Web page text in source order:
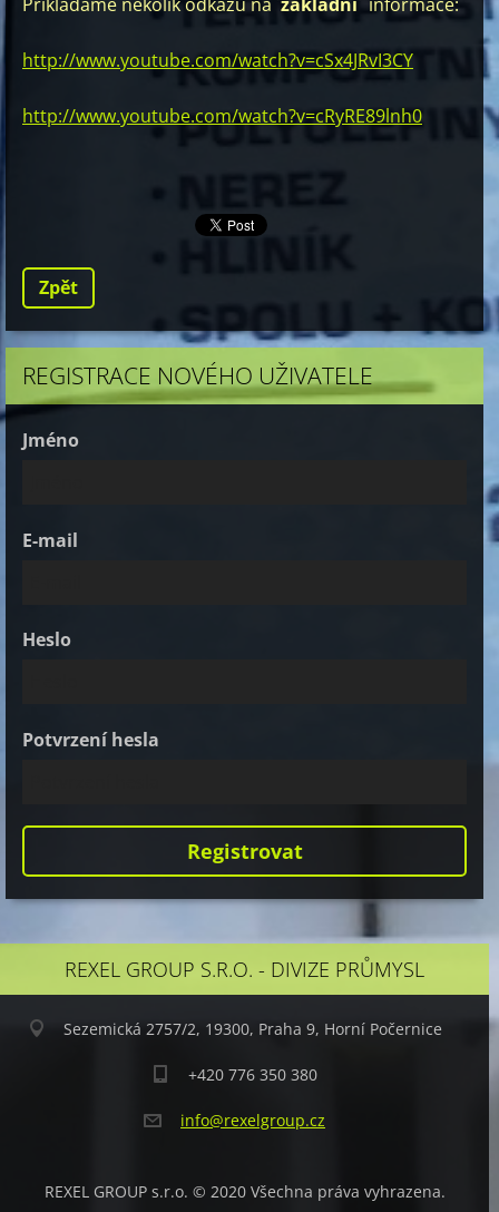
http://www.youtube.com/watch?v=cSx4JRvI3CY
http://www.youtube.com/watch?v=cRyRE89lnh0
Zpět
REGISTRACE NOVÉHO UŽIVATELE
Jméno
E-mail
Heslo
Potvrzení hesla
REXEL GROUP S.R.O. - DIVIZE PRŮMYSL
Sezemická 2757/2, 19300, Praha 9, Horní Počernice
+420 776 350 380
info@rexelgroup.cz
REXEL GROUP s.r.o. © 2020 Všechna práva vyhrazena.